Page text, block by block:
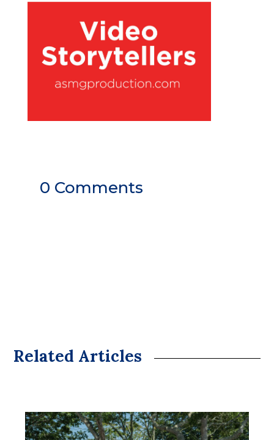
0 Comments
Related Articles